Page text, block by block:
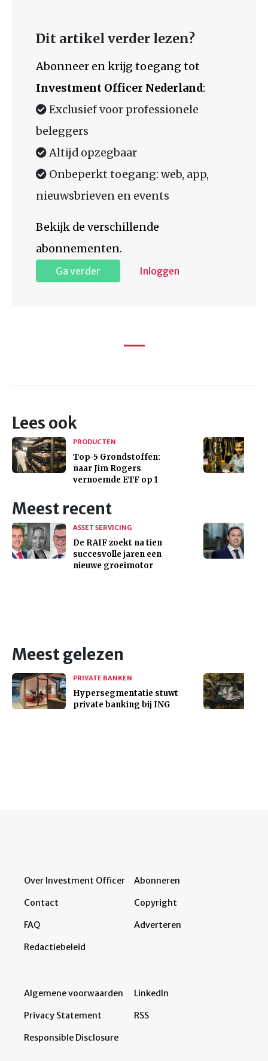
Dit artikel verder lezen?
Abonneer en krijg toegang tot
Investment Officer Nederland:
Exclusief voor professionele
beleggers
Altijd opzegbaar
Onbeperkt toegang: web, app,
nieuwsbrieven en events
Bekijk de verschillende
abonnementen.
Ga verder Inloggen
Lees ook
PRODUCTEN
Top-5 Grondstoffen:
naar Jim Rogers
vernoemde ETF op 1
Meest recent
ASSET SERVICING
De RAIF zoekt na tien
succesvolle jaren een
nieuwe groeimotor
Meest gelezen
PRIVATE BANKEN
Hypersegmentatie stuwt
private banking bij ING
Over Investment Officer
Contact
FAQ
Redactiebeleid
Abonneren
Copyright
Adverteren
Algemene voorwaarden
Privacy Statement
Responsible Disclosure
LinkedIn
RSS